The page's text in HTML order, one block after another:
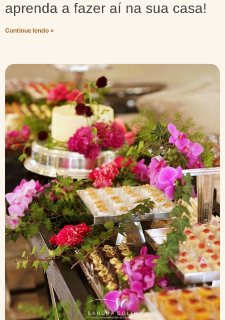
aprenda a fazer aí na sua casa!
Continue lendo »